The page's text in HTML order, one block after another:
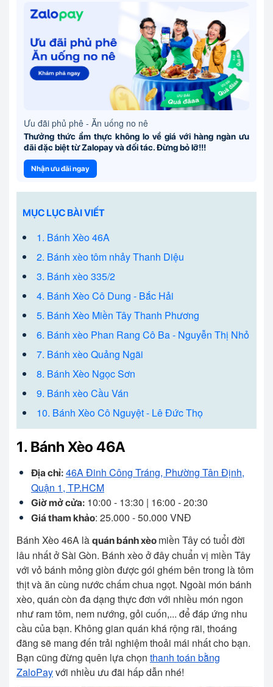
Ưu đãi phủ phê - Ăn uống no nê
Thưởng thức ẩm thực không lo về giá với hàng ngàn ưu
đãi đặc biệt từ Zalopay và đối tác. Đừng bỏ lỡ!!!
Nhận ưu đãi ngay
MỤC LỤC BÀI VIẾT
1. Bánh Xèo 46A
2. Bánh xèo tôm nhảy Thanh Diệu
3. Bánh xèo 335/2
4. Bánh Xèo Cô Dung - Bắc Hải
5. Bánh Xèo Miền Tây Thanh Phương
6. Bánh xèo Phan Rang Cô Ba - Nguyễn Thị Nhỏ
7. Bánh xèo Quảng Ngãi
8. Bánh Xèo Ngọc Sơn
9. Bánh xèo Cầu Ván
10. Bánh Xèo Cô Nguyệt - Lê Đức Thọ
1. Bánh Xèo 46A
Địa chỉ: 46A Đinh Công Tráng, Phường Tân Định,
Quận 1, TP.HCM
Giờ mở cửa: 10:00 - 13:30 | 16:00 - 20:30
Giá tham khảo: 25.000 - 50.000 VNĐ
Bánh Xèo 46A là quán bánh xèo miền Tây có tuổi đời
lâu nhất ở Sài Gòn. Bánh xèo ở đây chuẩn vị miền Tây
với vỏ bánh mỏng giòn được gói ghém bên trong là tôm
thịt và ăn cùng nước chấm chua ngọt. Ngoài món bánh
xèo, quán còn đa dạng thực đơn với nhiều món ngon
như ram tôm, nem nướng, gỏi cuốn,... để đáp ứng nhu
cầu của bạn. Không gian quán khá rộng rãi, thoáng
đãng sẽ mang đến trải nghiệm thoải mái nhất cho bạn.
Bạn cũng đừng quên lựa chọn thanh toán bằng
ZaloPayvới nhiều ưu đãi hấp dẫn nhé!